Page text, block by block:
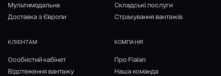
Мультимодальна
Доставка з Європи
Складські послуги
Страхування вантажів
КЛІЄНТАМ
Особистий кабінет
Відстеження вантажу
КОМПАНІЯ
Про Fialan
Наша команда